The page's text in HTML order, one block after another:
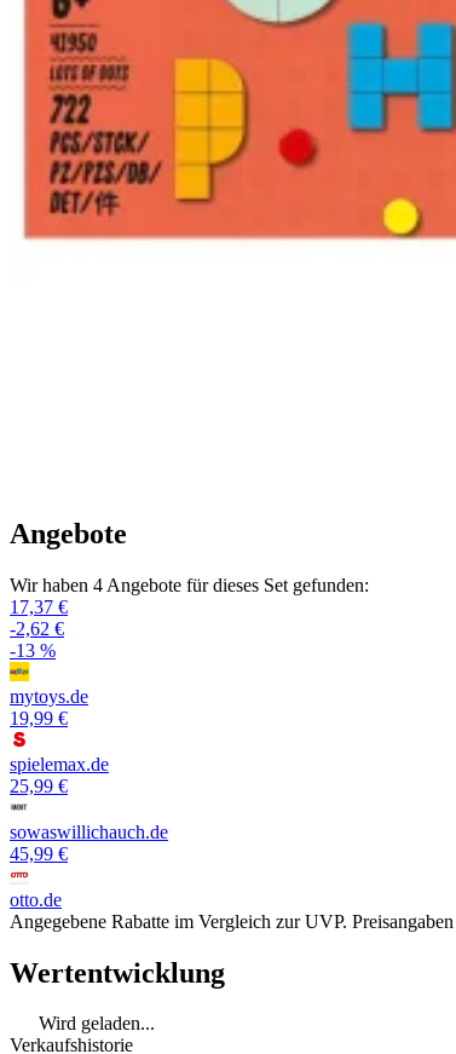
Angebote
Wir haben 4 Angebote für dieses Set gefunden:
17,37 €
-2,62 €
-13 %
mytoys.de
19,99 €
spielemax.de
25,99 €
sowaswillichauch.de
45,99 €
otto.de
Angegebene Rabatte im Vergleich zur UVP.
Wertentwicklung
Wird geladen...
Verkaufshistorie